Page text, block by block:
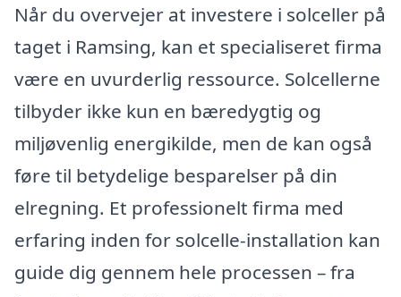
Når du overvejer at investere i solceller på
taget i Ramsing, kan et specialiseret firma
være en uvurderlig ressource. Solcellerne
tilbyder ikke kun en bæredygtig og
miljøvenlig energikilde, men de kan også
føre til betydelige besparelser på din
elregning. Et professionelt firma med
erfaring inden for solcelle-installation kan
guide dig gennem hele processen – fra